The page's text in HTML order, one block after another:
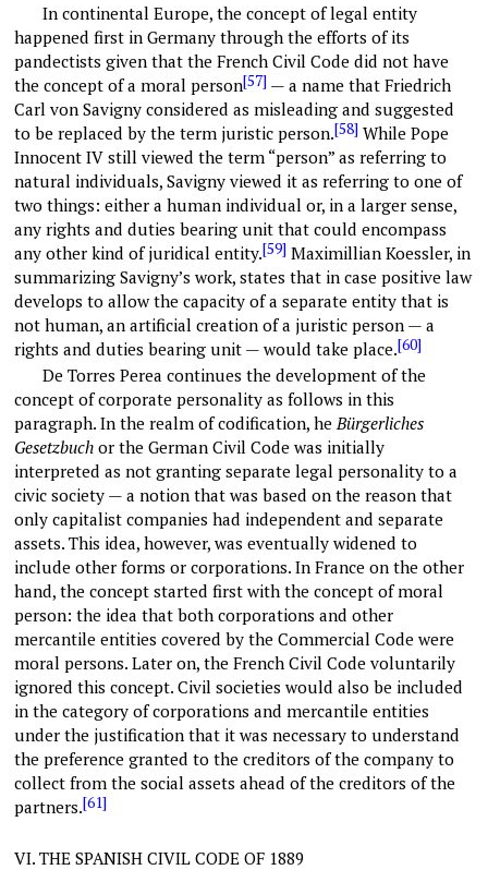
In continental Europe, the concept of legal entity
happened first in Germany through the efforts of its
pandectists given that the French Civil Code did not have
the concept of a moral person[57] — a name that Friedrich
Carl von Savigny considered as misleading and suggested
to be replaced by the term juristic person.[58] While Pope
Innocent IV still viewed the term “person” as referring to
natural individuals, Savigny viewed it as referring to one of
two things: either a human individual or, in a larger sense,
any rights and duties bearing unit that could encompass
any other kind of juridical entity.[59] Maximillian Koessler, in
summarizing Savigny’s work, states that in case positive law
develops to allow the capacity of a separate entity that is
not human, an artificial creation of a juristic person — a
rights and duties bearing unit — would take place.[60]
De Torres Perea continues the development of the
concept of corporate personality as follows in this
paragraph. In the realm of codification, he Bürgerliches
Gesetzbuchor the German Civil Code was initially
interpreted as not granting separate legal personality to a
civic society — a notion that was based on the reason that
only capitalist companies had independent and separate
assets. This idea, however, was eventually widened to
include other forms or corporations. In France on the other
hand, the concept started first with the concept of moral
person: the idea that both corporations and other
mercantile entities covered by the Commercial Code were
moral persons. Later on, the French Civil Code voluntarily
ignored this concept. Civil societies would also be included
in the category of corporations and mercantile entities
under the justification that it was necessary to understand
the preference granted to the creditors of the company to
collect from the social assets ahead of the creditors of the
partners.[61]
VI. THE SPANISH CIVIL CODE OF 1889